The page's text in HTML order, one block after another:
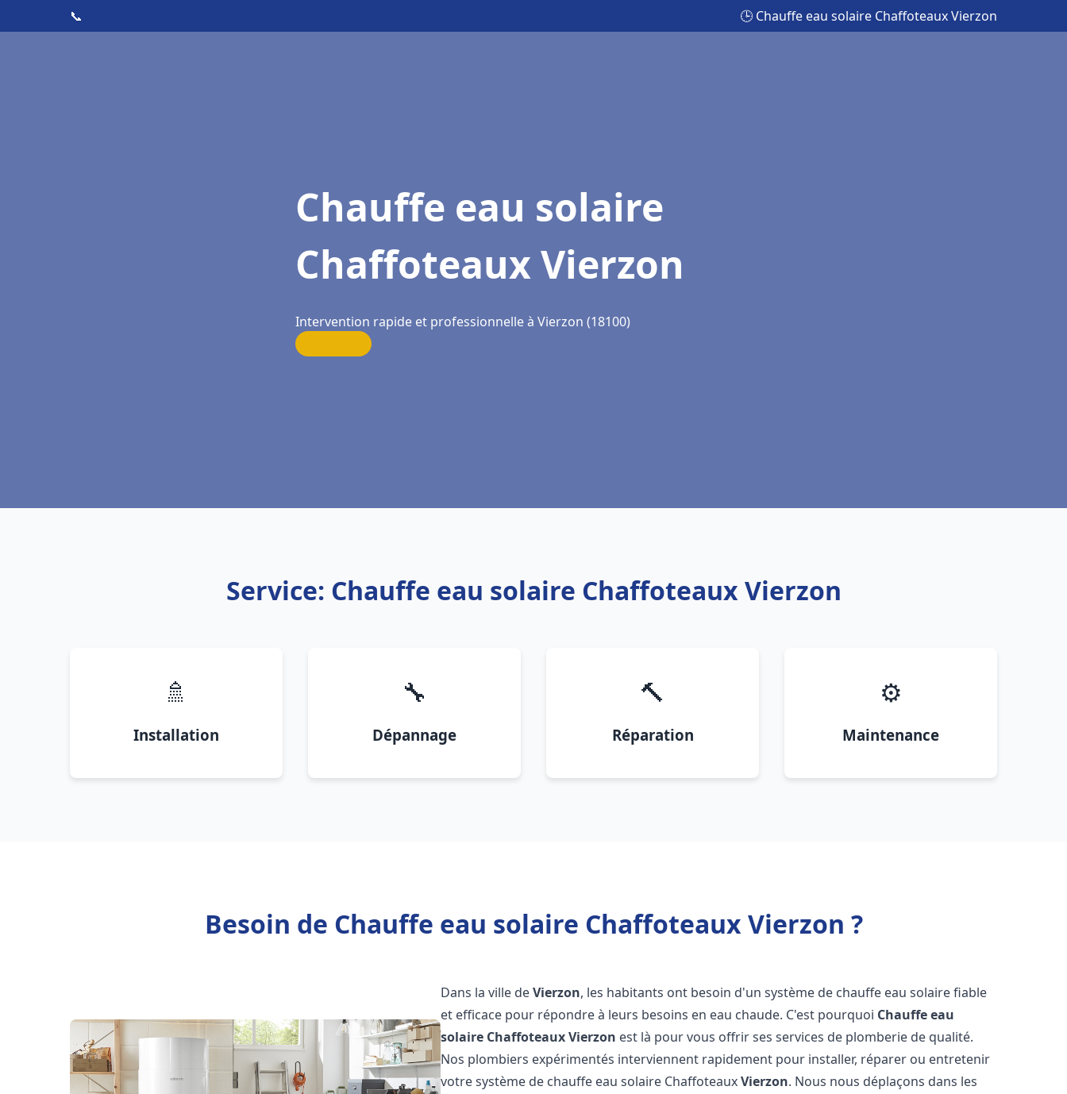
📞 🕒 Chauffe eau solaire Chaffoteaux Vierzon
Chauffe eau solaire
Chaffoteaux Vierzon
Intervention rapide et professionnelle à Vierzon (18100)
Service: Chauffe eau solaire Chaffoteaux Vierzon
🚿
Installation
🔧
Dépannage
🔨
Réparation
⚙️
Maintenance
Besoin de Chauffe eau solaire Chaffoteaux Vierzon ?
Dans la ville deVierzon, les habitants ont besoin d'un système de chauffe eau solaire fiable
et efficace pour répondre à leurs besoins en eau chaude. C'est pourquoi Chauffe eau
solaire ChaffoteauxVierzon est là pour vous offrir ses services de plomberie de qualité.
Nos plombiers expérimentés interviennent rapidement pour installer, réparer ou entretenir
votre système de chauffe eau solaire ChaffoteauxVierzon. Nous nous déplaçons dans les